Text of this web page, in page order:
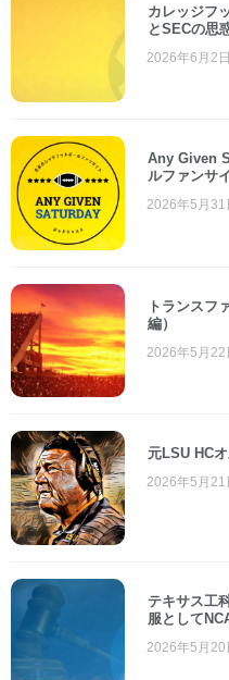
カレッジフ
とSECの思
2026年6月2日
Any Given
ルファンサ
2026年5月31
トランスフ
編）
2026年5月22
元LSU HC
2026年5月21
テキサス工
服として
2026年5月20